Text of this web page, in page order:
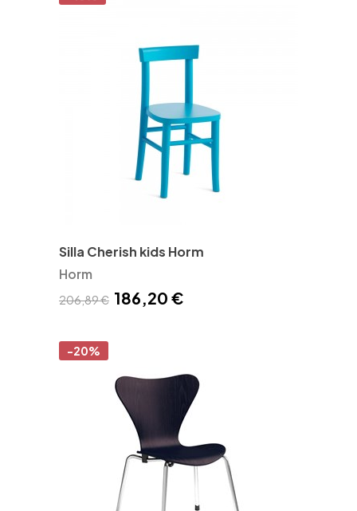
Silla Cherish kids Horm
Horm
206,89 € 186,20 €
-20%